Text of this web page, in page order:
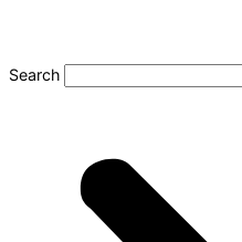
Search